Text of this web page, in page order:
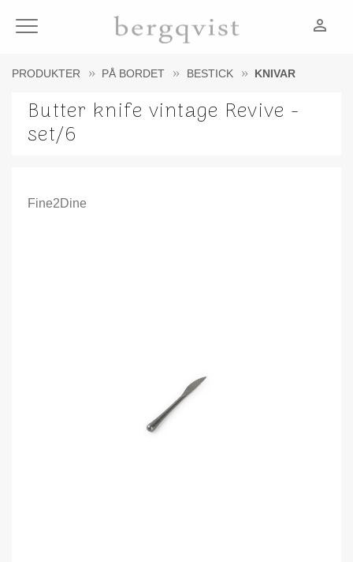
Meny person_outline
PRODUKTER PÅ BORDET BESTICK KNIVAR
Butter knife vintage Revive -
set/6
Fine2Dine